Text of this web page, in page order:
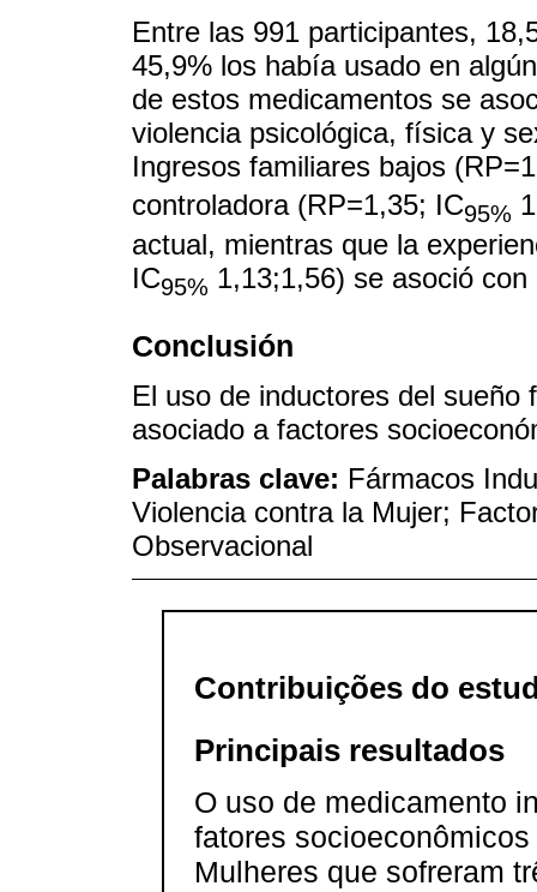
Entre las 991 participantes,
45,9% los había usado en
de estos medicamentos se
violencia psicológica, física y
Ingresos familiares bajos
controladora (RP=1,35; IC95%
actual, mientras que la
IC95% 1,13;1,56) se asoció
Conclusión
El uso de inductores del
asociado a factores
Palabras clave: Fármacos
Violencia contra la Mujer;
Observacional
Contribuições do
Principais resultados
O uso de medicamento
fatores
Mulheres que sofreram